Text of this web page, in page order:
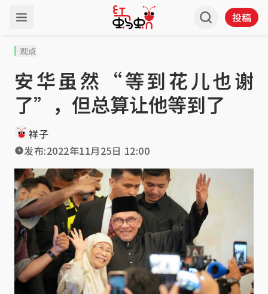
投稿
观点
安华虽然“等到花儿也谢
了”，但总算让他等到了
祥子
发布:2022年11月25日 12:00